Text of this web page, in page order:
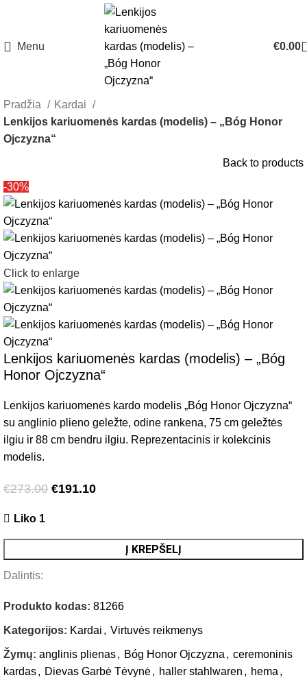
Menu €0.00
Pradžia
Kardai
Lenkijos kariuomenės kardas (modelis) – „Bóg Honor
Ojczyzna“
Back to products
-30%
Click to enlarge
Lenkijos kariuomenės kardas (modelis) – „Bóg
Honor Ojczyzna“
Lenkijos kariuomenės kardo modelis „Bóg Honor Ojczyzna“
su anglinio plieno geležte, odine rankena, 75 cm geležtės
ilgiu ir 88 cm bendru ilgiu. Reprezentacinis ir kolekcinis
modelis.
€273.00 €191.10
Liko 1
Į KREPŠELĮ
Dalintis:
Produkto kodas:81266
Kategorijos: Kardai , Virtuvės reikmenys
Žymų: anglinis plienas, Bóg Honor Ojczyzna , ceremoninis
kardas, Dievas Garbė Tėvynė, haller stahlwaren , hema ,